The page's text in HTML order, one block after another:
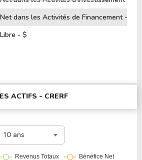
dans les Activités de Financement - $
- $
ACTIFS - CRERF
10 ans